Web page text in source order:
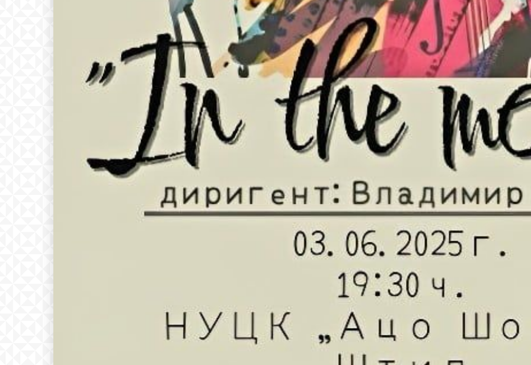
━ pricing plans
бесплатно / forever
Etiam est nibh, lobortis sit
Praesent euismod ac
$100 / year placeholder
Full member access:
Praesent euismod ac
Ut mollis pellentesque tortor
Nullam eu erat condimentum